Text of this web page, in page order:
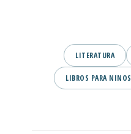
LITERATURA
LIBROS PARA NINOS